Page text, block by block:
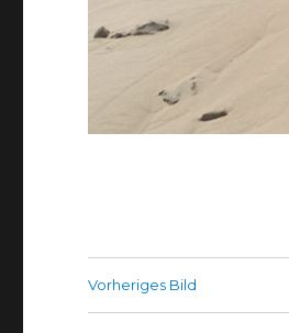
Vorheriges Bild